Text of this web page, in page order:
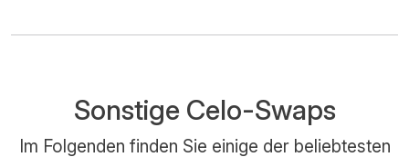
Sonstige Celo-Swaps
Im Folgenden finden Sie einige der beliebtesten